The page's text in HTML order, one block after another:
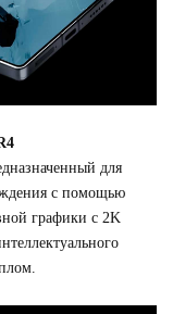
для
с помощью
графики с 2K